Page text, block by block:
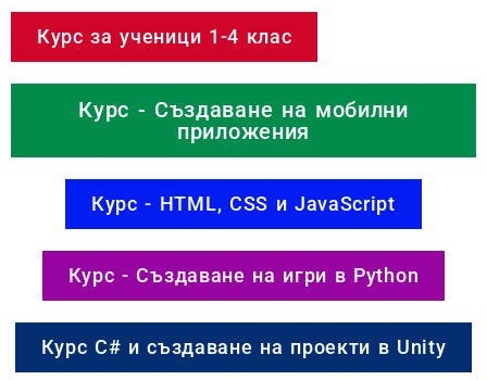
Курс за ученици 1-4 клас
Курс - Създаване на мобилни
приложения
Курс - HTML, CSS и JavaScript
Курс - Създаване на игри в Python
Курс C# и създаване на проекти в Unity